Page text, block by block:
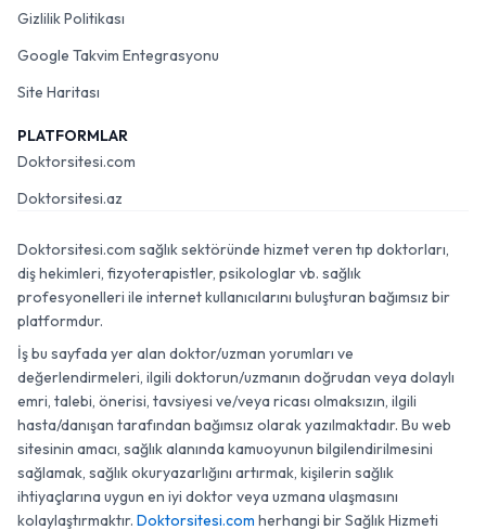
Gizlilik Politikası
Google Takvim Entegrasyonu
Site Haritası
PLATFORMLAR
Doktorsitesi.com
Doktorsitesi.az
Doktorsitesi.com sağlık sektöründe hizmet veren tıp doktorları,
diş hekimleri, fizyoterapistler, psikologlar vb. sağlık
profesyonelleri ile internet kullanıcılarını buluşturan bağımsız bir
platformdur.
İş bu sayfada yer alan doktor/uzman yorumları ve
değerlendirmeleri, ilgili doktorun/uzmanın doğrudan veya dolaylı
emri, talebi, önerisi, tavsiyesi ve/veya ricası olmaksızın, ilgili
hasta/danışan tarafından bağımsız olarak yazılmaktadır. Bu web
sitesinin amacı, sağlık alanında kamuoyunun bilgilendirilmesini
sağlamak, sağlık okuryazarlığını artırmak, kişilerin sağlık
ihtiyaçlarına uygun en iyi doktor veya uzmana ulaşmasını
kolaylaştırmaktır. Doktorsitesi.com herhangi bir Sağlık Hizmeti